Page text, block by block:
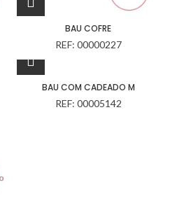
BAU COFRE
REF: 00000227
BAU COM CADEADO M
REF: 00005142